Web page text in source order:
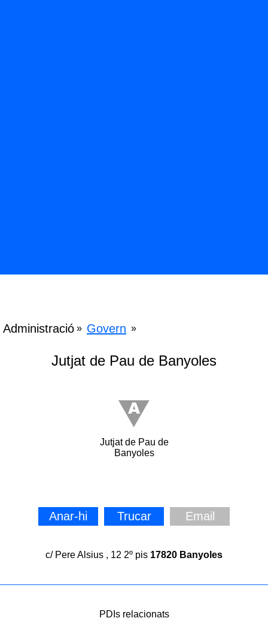
Administració » Govern »
Jutjat de Pau de Banyoles
Jutjat de Pau de
Banyoles
Anar-hi Trucar Email
c/ Pere Alsius , 12 2º pis 17820 Banyoles
PDIs relacionats